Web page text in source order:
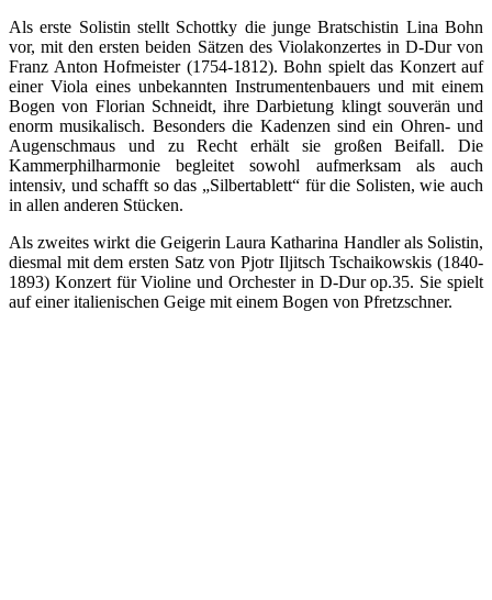
Als erste Solistin stellt Schottky die junge Bratschistin Lina Bohn
vor, mit den ersten beiden Sätzen des Violakonzertes in D-Dur von
Franz Anton Hofmeister (1754-1812). Bohn spielt das Konzert auf
einer Viola eines unbekannten Instrumentenbauers und mit einem
Bogen von Florian Schneidt, ihre Darbietung klingt souverän und
enorm musikalisch. Besonders die Kadenzen sind ein Ohren- und
Augenschmaus und zu Recht erhält sie großen Beifall. Die
Kammerphilharmonie begleitet sowohl aufmerksam als auch
intensiv, und schafft so das „Silbertablett“ für die Solisten, wie auch
in allen anderen Stücken.
Als zweites wirkt die Geigerin Laura Katharina Handler als Solistin,
diesmal mit dem ersten Satz von Pjotr Iljitsch Tschaikowskis (1840-
1893) Konzert für Violine und Orchester in D-Dur op.35. Sie spielt
auf einer italienischen Geige mit einem Bogen von Pfretzschner.